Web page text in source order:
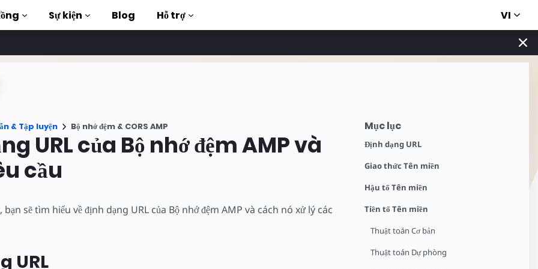
luyện
chỉnh
to AMP
Sự kiện Blog Hỗ trợ VI
Mục lục
Định dạng URL
Giao thức Tên miền
Hậu tố Tên miền
Tiền tố Tên miền
Thuật toán Cơ bản
Thuật toán Dự phòng
& Tập luyện Bộ nhớ đệm & CORS AMP
URL của Bộ nhớ đệm AMP và
cầu
sẽ tìm hiểu về định dạng URL của Bộ nhớ đệm AMP và cách nó xử lý các
URL